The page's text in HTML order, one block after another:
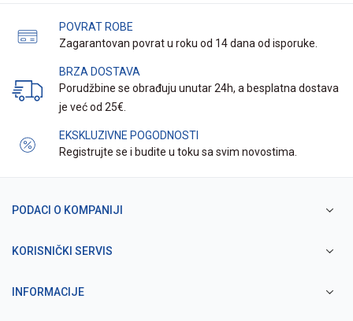
POVRAT ROBE
Zagarantovan povrat u roku od 14 dana od isporuke.
BRZA DOSTAVA
Porudžbine se obrađuju unutar 24h, a besplatna dostava
je već od 25€.
EKSKLUZIVNE POGODNOSTI
Registrujte se i budite u toku sa svim novostima.
PODACI O KOMPANIJI
KORISNIČKI SERVIS
INFORMACIJE